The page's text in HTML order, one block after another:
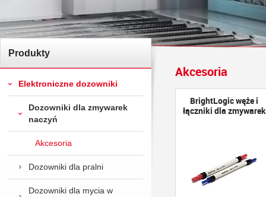
Produkty
Elektroniczne dozowniki
Dozowniki dla zmywarek
naczyń
Akcesoria
Dozowniki dla pralni
Dozowniki dla mycia w
Akcesoria
BrightLogic węże i
łączniki dla zmywarek